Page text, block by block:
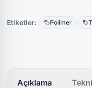
Etiketler: Polimer
Açıklama